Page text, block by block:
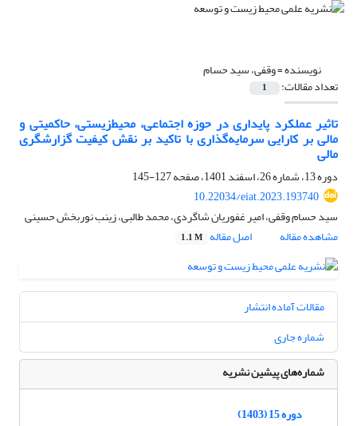
نویسنده =وقفی، سید حسام
تعداد مقالات: 1
تاثیر عملکرد پایداری در حوزه اجتماعی، محیط‌زیستی، حاکمیتی و
مالی بر کارایی سرمایه‌گذاری با تاکید بر نقش کیفیت گزارشگری
مالی
دوره 13، شماره 26، اسفند 1401، صفحه
127-145
10.22034/eiat.2023.193740
سید حسام وقفی، امیر غفوریان شاگردی، محمد طالبی، زینب نوربخش حسینی
مشاهده مقاله
اصل مقاله 1.1 M
مقالات آماده انتشار
شماره جاری
شماره‌های پیشین نشریه
دوره 15 (1403)